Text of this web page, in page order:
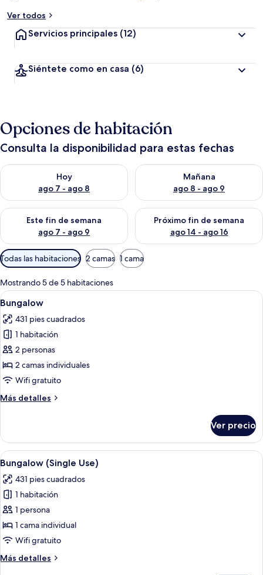
Ver todos
Servicios principales (12)
Siéntete como en casa (6)
Opciones de habitación
Consulta la disponibilidad para estas fechas
Hoy
ago 7 - ago 8
Consulta la disponibilidad para hoy ago 7 - ago 8
Mañana
ago 8 - ago 9
Consulta la disponibilidad
Este fin de semana
ago 7 - ago 9
Consulta la disponibilidad para este fin de semana ago 7 -
Próximo fin de semana
ago 14 - ago 16
Consulta la disponibilidad
Filtros
disponibles
para
las
habitaciones
Todas las habitaciones 2 camas 1 cama
Mostrando 5 de 5 habitaciones
Abrir
todas
las
fotos
de
Bungalow
Una sala de estar moderna con
35
Bungalow
431 pies cuadrados
1 habitación
2 personas
2 camas individuales
Wifi gratuito
Más detalles
Más
Ver precio
Abrir
todas
las
fotos
de
Bungalow
(Single
Una sala de estar moderna con
37
Bungalow (Single Use)
431 pies cuadrados
1 habitación
1 persona
1 cama individual
Wifi gratuito
Más detalles
Más